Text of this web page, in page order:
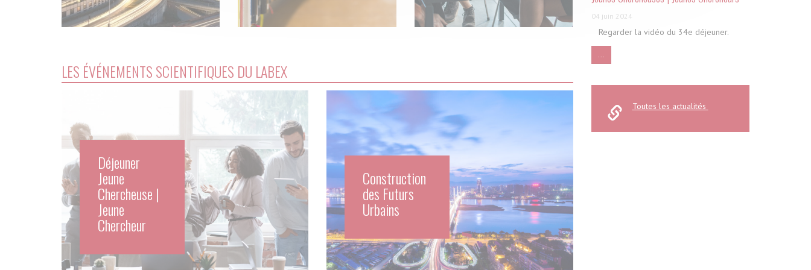
LES ÉVÉNEMENTS SCIENTIFIQUES DU LABEX
Déjeuner
Jeune
Chercheuse |
Jeune
Chercheur
Construction
des Futurs
Urbains
04 juin 2024
Regarder la vidéo du 34e déjeuner.
...
Toutes les actualités